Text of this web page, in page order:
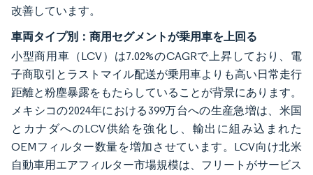
改善しています。
車両タイプ別：商用セグメントが乗用車を上回る
小型商用車（LCV）は7.02%のCAGRで上昇しており、電
子商取引とラストマイル配送が乗用車よりも高い日常走行
距離と粉塵暴露をもたらしていることが背景にあります。
メキシコの2024年における399万台への生産急増は、米国
とカナダへのLCV供給を強化し、輸出に組み込まれた
OEMフィルター数量を増加させています。LCV向け北米
自動車用エアフィルター市場規模は、フリートがサービス